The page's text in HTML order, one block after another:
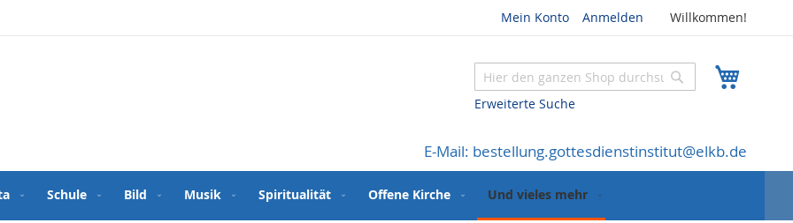
Mein Konto Anmelden Willkommen!
Suche
Erweiterte Suche
Suche
E-Mail: bestellung.gottesdienstinstitut@elkb.de
Schule Bild Musik Spiritualität Offene Kirche Und vieles mehr